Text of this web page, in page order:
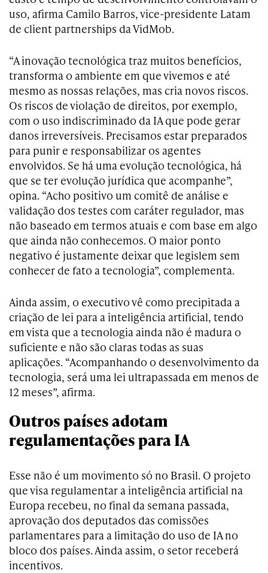
uso, afirma Camilo Barros, vice-presidente Latam
de client partnerships da VidMob.
“A inovação tecnológica traz muitos benefícios,
transforma o ambiente em que vivemos e até
mesmo as nossas relações, mas cria novos riscos.
Os riscos de violação de direitos, por exemplo,
com o uso indiscriminado da IA que pode gerar
danos irreversíveis. Precisamos estar preparados
para punir e responsabilizar os agentes
envolvidos. Se há uma evolução tecnológica, há
que se ter evolução jurídica que acompanhe”,
opina. “Acho positivo um comitê de análise e
validação dos testes com caráter regulador, mas
não baseado em termos atuais e com base em algo
que ainda não conhecemos. O maior ponto
negativo é justamente deixar que legislem sem
conhecer de fato a tecnologia”, complementa.
Ainda assim, o executivo vê como precipitada a
criação de lei para a inteligência artificial, tendo
em vista que a tecnologia ainda não é madura o
suficiente e não são claras todas as suas
aplicações. “Acompanhando o desenvolvimento da
tecnologia, será uma lei ultrapassada em menos de
12 meses”, afirma.
Outros países adotam
regulamentações para IA
Esse não é um movimento só no Brasil. O projeto
que visa regulamentar a inteligência artificial na
Europa recebeu, no final da semana passada,
aprovação dos deputados das comissões
parlamentares para a limitação do uso de IA no
bloco dos países. Ainda assim, o setor receberá
incentivos.